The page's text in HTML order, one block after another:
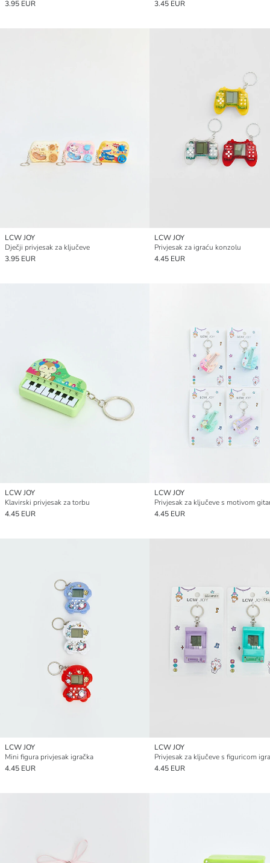
3.95 EUR 3.45 EUR
LCW JOY
Dječji privjesak za ključeve
3.95 EUR
LCW JOY
Privjesak za igraću konzolu
4.45 EUR
LCW JOY
Klavirski privjesak za torbu
4.45 EUR
LCW JOY
Privjesak za ključeve s motivom
4.45 EUR
LCW JOY
Mini figura privjesak igračka
4.45 EUR
LCW JOY
4.45 EUR